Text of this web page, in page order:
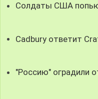
Солдаты США
Cadbury ответит
"Россию" оградили